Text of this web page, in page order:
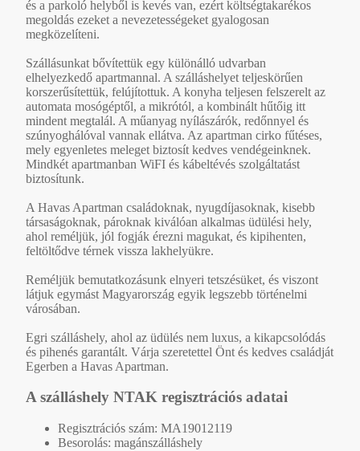
és a parkoló helyből is kevés van, ezért költségtakarékos
megoldás ezeket a nevezetességeket gyalogosan
megközelíteni.
Szállásunkat bővítettük egy különálló udvarban
elhelyezkedő apartmannal. A szálláshelyet teljeskörűen
korszerűsítettük, felújítottuk. A konyha teljesen felszerelt az
automata mosógéptől, a mikrótól, a kombinált hűtőig itt
mindent megtalál. A műanyag nyílászárók, redőnnyel és
szúnyoghálóval vannak ellátva. Az apartman cirko fűtéses,
mely egyenletes meleget biztosít kedves vendégeinknek.
Mindkét apartmanban WiFI és kábeltévés szolgáltatást
biztosítunk.
A Havas Apartman családoknak, nyugdíjasoknak, kisebb
társaságoknak, pároknak kiválóan alkalmas üdülési hely,
ahol reméljük, jól fogják érezni magukat, és kipihenten,
feltöltődve térnek vissza lakhelyükre.
Reméljük bemutatkozásunk elnyeri tetszésüket, és viszont
látjuk egymást Magyarország egyik legszebb történelmi
városában.
Egri szálláshely, ahol az üdülés nem luxus, a kikapcsolódás
és pihenés garantált. Várja szeretettel Önt és kedves családját
Egerben a Havas Apartman.
A szálláshely NTAK regisztrációs adatai
Regisztrációs szám: MA19012119
Besorolás: magánszálláshely